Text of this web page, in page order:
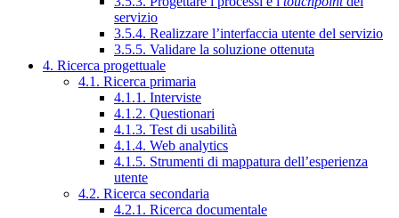
servizio
3.5.4. Realizzare l’interfaccia utente del servizio
3.5.5. Validare la soluzione ottenuta
4. Ricerca progettuale
4.1. Ricerca primaria
4.1.1. Interviste
4.1.2. Questionari
4.1.3. Test di usabilità
4.1.4. Web analytics
4.1.5. Strumenti di mappatura dell’esperienza
utente
4.2. Ricerca secondaria
4.2.1. Ricerca documentale